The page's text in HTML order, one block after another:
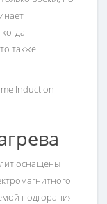
также
оснащены
подгорания